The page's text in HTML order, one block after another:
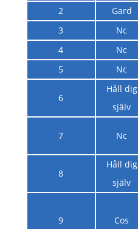
2
Gard
3
Nc
4
Nc
5
Nc
6
Håll dig
själv
7 Nc
8
Håll dig
själv
9 Cos